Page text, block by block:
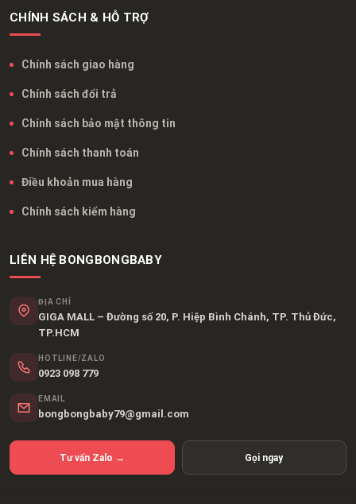
CHÍNH SÁCH & HỖ TRỢ
Chính sách giao hàng
Chính sách đổi trả
Chính sách bảo mật thông tin
Chính sách thanh toán
Điều khoản mua hàng
Chính sách kiểm hàng
LIÊN HỆ BONGBONGBABY
ĐỊA CHỈ
GIGA MALL – Đường số 20, P. Hiệp Bình Chánh, TP. Thủ Đức,
TP.HCM
HOTLINE/ZALO
0923 098 779
EMAIL
bongbongbaby79@gmail.com
Tư vấn Zalo → Gọi ngay